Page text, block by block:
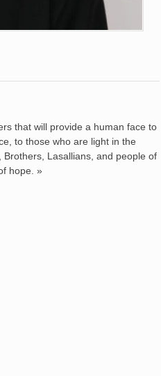
that will provide a human face to
to those who are light in the
Lasallians, and people of
hope. »